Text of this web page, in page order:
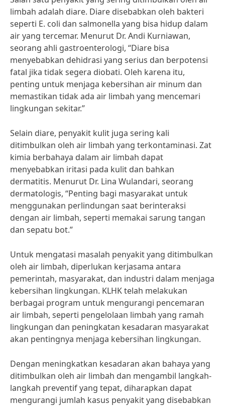
limbah adalah diare. Diare disebabkan oleh bakteri
seperti E. coli dan salmonella yang bisa hidup dalam
air yang tercemar. Menurut Dr. Andi Kurniawan,
seorang ahli gastroenterologi, “Diare bisa
menyebabkan dehidrasi yang serius dan berpotensi
fatal jika tidak segera diobati. Oleh karena itu,
penting untuk menjaga kebersihan air minum dan
memastikan tidak ada air limbah yang mencemari
lingkungan sekitar.”
Selain diare, penyakit kulit juga sering kali
ditimbulkan oleh air limbah yang terkontaminasi. Zat
kimia berbahaya dalam air limbah dapat
menyebabkan iritasi pada kulit dan bahkan
dermatitis. Menurut Dr. Lina Wulandari, seorang
dermatologis, “Penting bagi masyarakat untuk
menggunakan perlindungan saat berinteraksi
dengan air limbah, seperti memakai sarung tangan
dan sepatu bot.”
Untuk mengatasi masalah penyakit yang ditimbulkan
oleh air limbah, diperlukan kerjasama antara
pemerintah, masyarakat, dan industri dalam menjaga
kebersihan lingkungan. KLHK telah melakukan
berbagai program untuk mengurangi pencemaran
air limbah, seperti pengelolaan limbah yang ramah
lingkungan dan peningkatan kesadaran masyarakat
akan pentingnya menjaga kebersihan lingkungan.
Dengan meningkatkan kesadaran akan bahaya yang
ditimbulkan oleh air limbah dan mengambil langkah-
langkah preventif yang tepat, diharapkan dapat
mengurangi jumlah kasus penyakit yang disebabkan